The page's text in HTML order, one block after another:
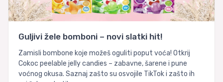
Guljivi žele bomboni – novi slatki hit!
Zamisli bombone koje možeš oguliti poput voća! Otkrij
Cokoc peelable jelly candies – zabavne, šarene i pune
voćnog okusa. Saznaj zašto su osvojile TikTok i zašto ih